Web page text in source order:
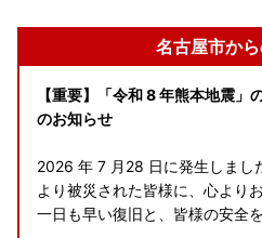
名古屋市か
【重要】「令和 8 年熊本地震
のお知らせ
2026 年 7 月28 日に発生しまし
より被災された皆様に、心より
一日も早い復旧と、皆様の安全